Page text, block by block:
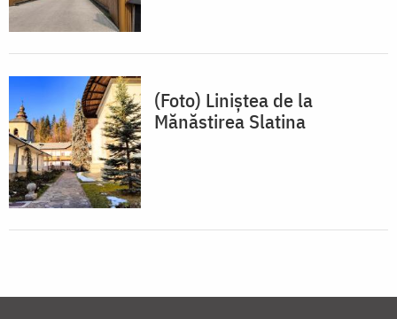
(Foto) Liniștea de la
Mănăstirea Slatina